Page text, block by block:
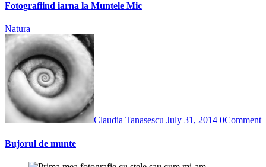
Fotografiind iarna la Muntele Mic
Natura
Claudia Tanasescu July 31, 2014 0Comment
Bujorul de munte